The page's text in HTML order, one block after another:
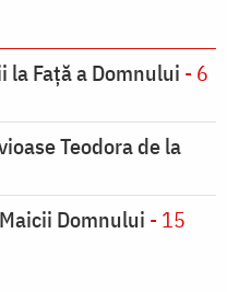
la Față a Domnului - 6
Teodora de la
Domnului - 15